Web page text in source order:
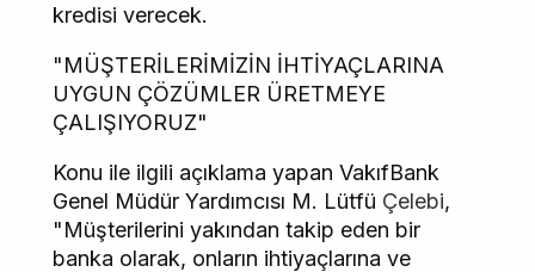
kredisi verecek.
"MÜŞTERİLERİMİZİN İHTİYAÇLARINA
UYGUN ÇÖZÜMLER ÜRETMEYE
ÇALIŞIYORUZ"
Konu ile ilgili açıklama yapan VakıfBank
Genel Müdür Yardımcısı M. Lütfü Çelebi,
"Müşterilerini yakından takip eden bir
banka olarak, onların ihtiyaçlarına ve